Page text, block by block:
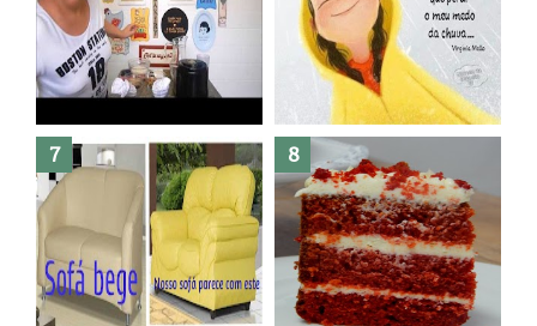
Dez bolos pra fazer antes de
morrer !
Haters, como surgiram?